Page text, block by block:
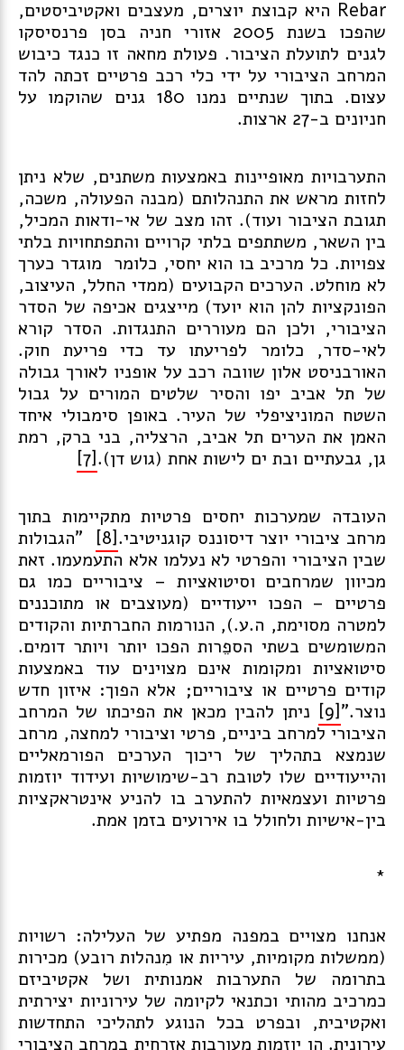
Rebar היא קבוצת יוצרים, מעצבים ואקטיביסטים,
שהפכו בשנת 2005 אזורי חניה בסן פרנסיסקו
לגנים לתועלת הציבור. פעולת מחאה זו כנגד כיבוש
המרחב הציבורי על ידי כלי רכב פרטיים זכתה להד
עצום. בתוך שנתיים נמנו 180 גנים שהוקמו על
חניונים ב-27 ארצות.
התערבויות מאופיינות באמצעות משתנים, שלא ניתן
לחזות מראש את התנהלותם (מבנה הפעולה, משכה,
תגובת הציבור ועוד). זהו מצב של אי-ודאות המכיל,
בין השאר, משתתפים בלתי קרויים והתפתחויות בלתי
צפויות. כל מרכיב בו הוא יחסי, כלומר מוגדר כערך
לא מוחלט. הערכים הקבועים (ממדי החלל, העיצוב,
הפונקציות להן הוא יועד) מייצגים אכיפה של הסדר
הציבורי, ולכן הם מעוררים התנגדות. הסדר קורא
לאי-סדר, כלומר לפריעתו עד כדי פריעת חוק.
האורבניסט אלון שוובה רכב על אופניו לאורך גבולה
של תל אביב יפו והסיר שלטים המורים על גבול
השטח המוניציפלי של העיר. באופן סימבולי איחד
האמן את הערים תל אביב, הרצליה, בני ברק, רמת
גן, גבעתיים ובת ים לישות אחת (גוש דן).[7]
העובדה שמערכות יחסים פרטיות מתקיימות בתוך
מרחב ציבורי יוצר דיסוננס קוגניטיבי.[8]
"הגבולות
שבין הציבורי והפרטי לא נעלמו אלא התעמעמו. זאת
מכיוון שמרחבים וסיטואציות – ציבוריים כמו גם
פרטיים – הפכו ייעודיים (מעוצבים או מתוכננים
למטרה מסוימת, ה.ע.), הנורמות החברתיות והקודים
המשומשים בשתי הספֵרות הפכו יותר ויותר דומים.
סיטואציות ומקומות אינם מצוינים עוד באמצעות
קודים פרטיים או ציבוריים; אלא הפוך: איזון חדש
נוצר."[9]
ניתן להבין מכאן את הפיכתו של המרחב
הציבורי למרחב ביניים, פרטי וציבורי למחצה, מרחב
שנמצא בתהליך של ריכוך הערכים הפורמאליים
והייעודיים שלו לטובת רב-שימושיות ועידוד יוזמות
פרטיות ועצמאיות להתערב בו להניע אינטראקציות
בין-אישיות ולחולל בו אירועים בזמן אמת.
*
אנחנו מצויים במפנה מפתיע של העלילה: רשויות
(ממשלות מקומיות, עיריות או מִנהלות רובע) מכירות
בתרומה של התערבות אמנותית ושל אקטיביזם
כמרכיב מהותי וכתנאי לקיומה של עירוניות יצירתית
ואקטיבית, ובפרט בכל הנוגע לתהליכי התחדשות
עירונית. הן יוזמות מעורבות אזרחית במרחב הציבורי